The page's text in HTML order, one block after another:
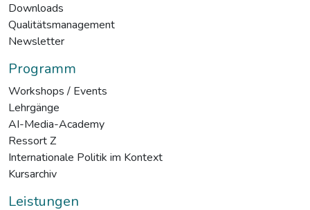
Downloads
Qualitätsmanagement
Newsletter
Programm
Workshops / Events
Lehrgänge
AI-Media-Academy
Ressort Z
Internationale Politik im Kontext
Kursarchiv
Leistungen